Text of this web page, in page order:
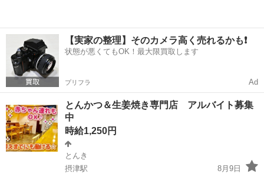
【実家の整理】そのカメラ高く売れるかも❗️
状態が悪くてもOK！最大限買取します
プリフラ Ad
とんかつ＆生姜焼き専門店 アルバイト募集
中
時給1,250円
とんき
摂津駅
8月9日